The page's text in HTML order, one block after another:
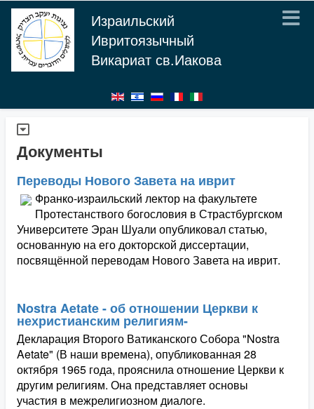
Израильский
Ивритоязычный
Викариат св.Иакова
Документы
Переводы Нового Завета на иврит
Франко-израильский лектор на факультете
Протестанствого богословия в Страстбургском
Университете Эран Шуали опубликовал статью,
основанную на его докторской диссертации,
посвящённой переводам Нового Завета на иврит.
Nostra Aetate - об отношении Церкви к
нехристианским религиям-
Декларация Второго Ватиканского Собора "Nostra
Aetate" (В наши времена), опубликованная 28
октября 1965 года, прояснила отношение Церкви к
другим религиям. Она представляет основы
участия в межрелигиозном диалоге.